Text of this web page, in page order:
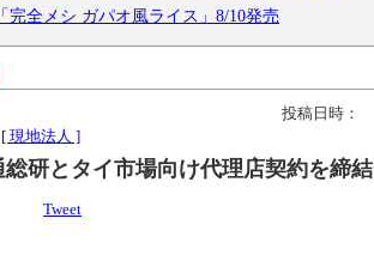
完全メシ ガパオ風ライス」8/10発売
投稿日時：
[ 現地法人 ]
総研とタイ市場向け代理店契約を締結
Tweet